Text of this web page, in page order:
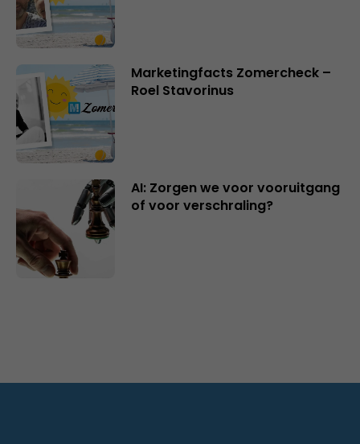
Marketingfacts Zomercheck –
Roel Stavorinus
AI: Zorgen we voor vooruitgang
of voor verschraling?